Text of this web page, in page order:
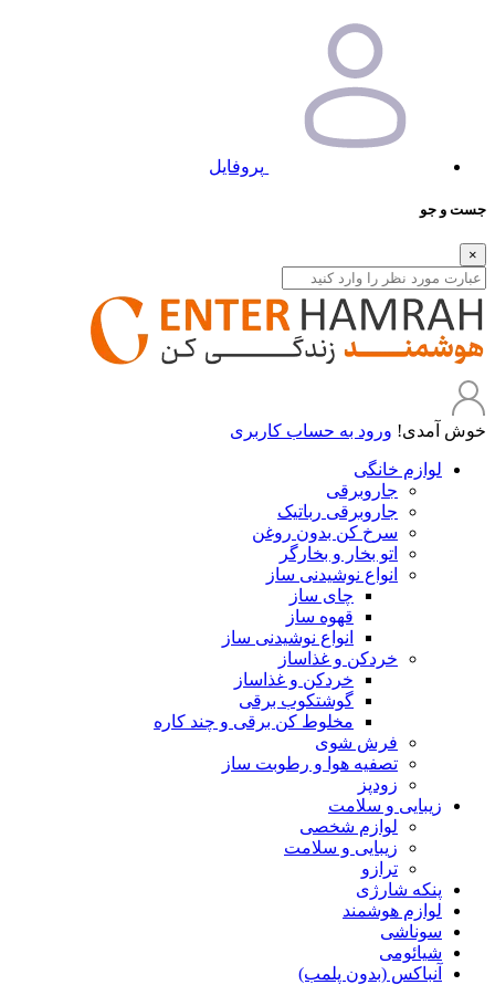
پروفایل
جست و جو
×
خوش آمدی! ورود به حساب کاربری
لوازم خانگی
جاروبرقی
جاروبرقی رباتیک
سرخ کن بدون روغن
اتو بخار و بخارگر
انواع نوشیدنی ساز
چای ساز
قهوه ساز
انواع نوشیدنی ساز
خردکن و غذاساز
خردکن و غذاساز
گوشتکوب برقی
مخلوط کن برقی و چند کاره
فرش شوی
تصفیه هوا و رطوبت ساز
زودپز
زیبایی و سلامت
لوازم شخصی
زیبایی و سلامت
ترازو
پنکه شارژی
لوازم هوشمند
سوناشی
شیائومی
آنباکس (بدون پلمب)